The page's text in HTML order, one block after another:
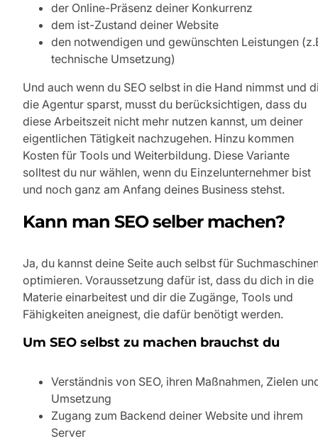
der Online-Präsenz deiner Konkurrenz
dem ist-Zustand deiner Website
den notwendigen und gewünschten Leistungen
technische Umsetzung)
Und auch wenn du SEO selbst in die Hand nimmst und
die Agentur sparst, musst du berücksichtigen, dass du
diese Arbeitszeit nicht mehr nutzen kannst, um deiner
eigentlichen Tätigkeit nachzugehen. Hinzu kommen
Kosten für Tools und Weiterbildung. Diese Variante
solltest du nur wählen, wenn du Einzelunternehmer bist
und noch ganz am Anfang deines Business stehst.
Kann man SEO selber machen?
Ja, du kannst deine Seite auch selbst für
optimieren. Voraussetzung dafür ist, dass du dich in die
Materie einarbeitest und dir die Zugänge, Tools und
Fähigkeiten aneignest, die dafür benötigt werden.
Um SEO selbst zu machen brauchst du
Verständnis von SEO, ihren Maßnahmen, Zielen
Umsetzung
Zugang zum Backend deiner Website und ihrem
Server